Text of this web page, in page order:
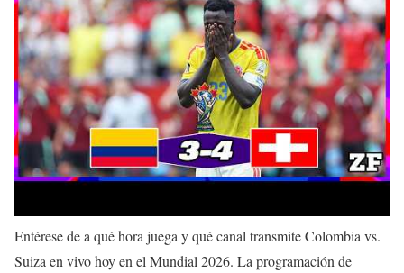
Entérese de a qué hora juega y qué canal transmite Colombia vs.
Suiza en vivo hoy en el Mundial 2026. La programación de